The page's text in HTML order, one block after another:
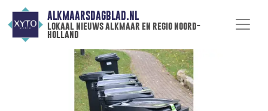
ALKMAARSDAGBLAD.NL
lokaal nieuws alkmaar en regio noord-
holland